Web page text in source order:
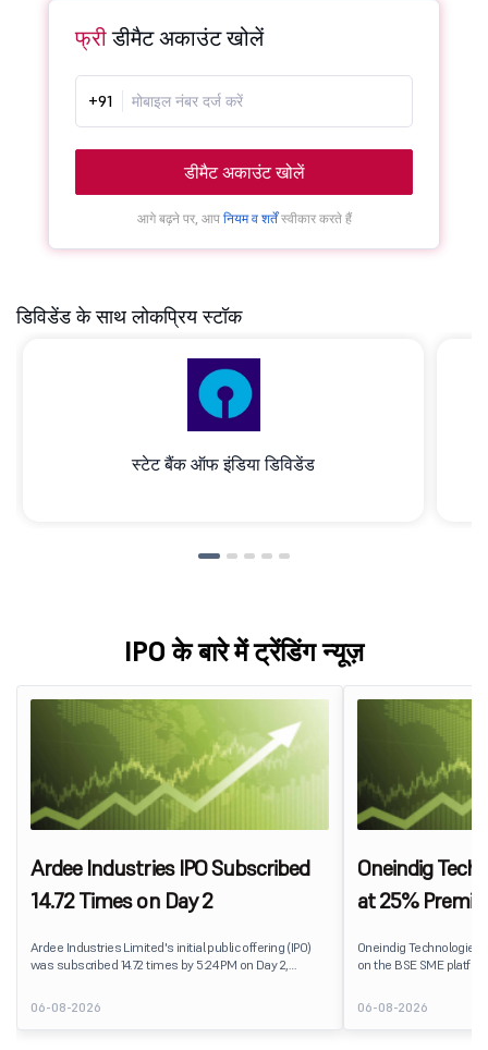
फ्रीडीमैट अकाउंट खोलें
+91
डीमैट अकाउंट खोलें
आगे बढ़ने पर, आप नियम व शर्तेंस्वीकार करते हैं
डिविडेंड के साथ लोकप्रिय स्टॉक
स्टेट बैंक ऑफ इंडिया डिविडेंड
IPO के बारे में ट्रेंडिंग न्यूज़
Ardee Industries IPO Subscribed
14.72 Times on Day 2
Ardee Industries Limited's initial public offering (IPO)
was subscribed 14.72 times by 5:24 PM on Day 2,
82,78,20,099 shares against 5,62,46,366 shares
available for subscription.
06-08-2026
Oneindig
at 25%
Oneindig
on the BSE SME
price of ₹96, reflecting
despite the IPO
subscription. Oneindig
06-08-2026